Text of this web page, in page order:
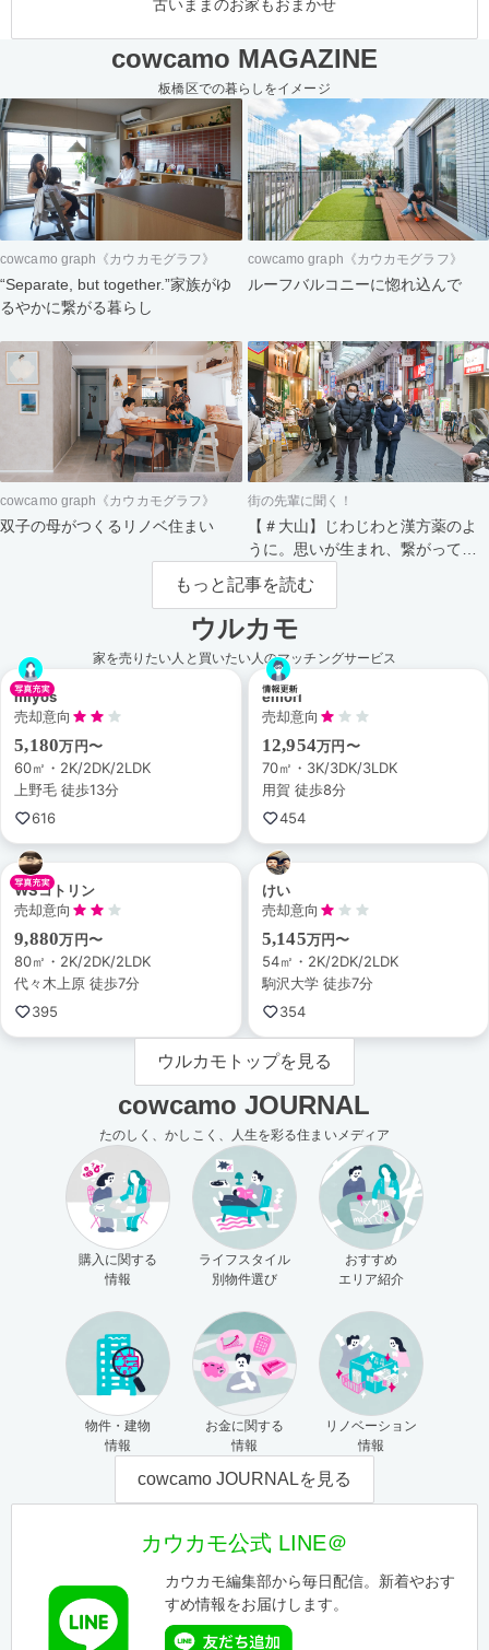
古いままのお家もおまかせ
cowcamo MAGAZINE
板橋区での暮らしをイメージ
cowcamo graph《カウカモグラフ》
“Separate, but together.”家族がゆ
るやかに繋がる暮らし
cowcamo graph《カウカモグラフ》
ルーフバルコニーに惚れ込んで
cowcamo graph《カウカモグラフ》
双子の母がつくるリノベ住まい
街の先輩に聞く！
【＃大山】じわじわと漢方薬のよ
うに。思いが生まれ、繋がってい
く街。
もっと記事を読む
ウルカモ
家を売りたい人と買いたい人のマッチングサービス
miyos
売却意向
5,180万円〜
60㎡・2K/2DK/2LDK
上野毛 徒歩13分
616
emori
売却意向
12,954万円〜
70㎡・3K/3DK/3LDK
用賀 徒歩8分
454
WSコトリン
売却意向
9,880万円〜
80㎡・2K/2DK/2LDK
代々木上原 徒歩7分
395
けい
売却意向
5,145万円〜
54㎡・2K/2DK/2LDK
駒沢大学 徒歩7分
354
ウルカモトップを見る
cowcamo JOURNAL
たのしく、かしこく、人生を彩る住まいメディア
購入に関する
情報
ライフスタイル
別物件選び
おすすめ
エリア紹介
物件・建物
情報
お金に関する
情報
リノベーション
情報
cowcamo JOURNALを見る
カウカモ公式 LINE＠
カウカモ編集部から毎日配信。新着やおす
すめ情報をお届けします。